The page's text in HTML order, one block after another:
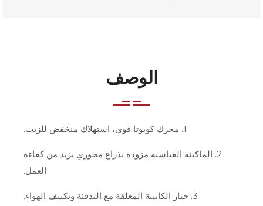
الوصف
1. محرك كوبوتا قوي، استهلاك منخفض للزيت.
2. الماكينة القياسية مزودة بذراع محوري يزيد من كفاءة
العمل.
3. خيار الكابينة المغلقة مع التدفئة وتكييف الهواء.